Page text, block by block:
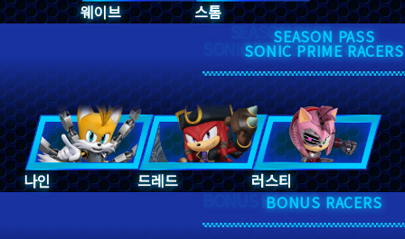
웨이브
스톰
SEASON PASS
SONIC PRIME RACERS
SEASON PASS
SONIC PRIME RACERS
나인 드레드
러스티
BONUS RACERS
BONUS RACERS